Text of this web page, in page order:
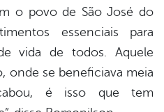
o povo de São José do
essenciais para
vida de todos. Aquele
onde se beneficiava meia
é isso que tem